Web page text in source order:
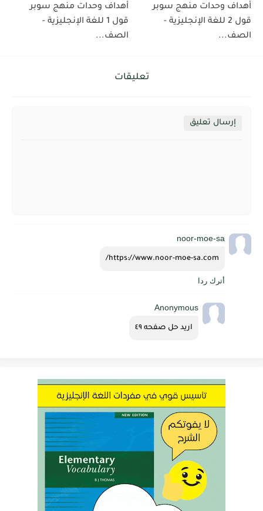
أهداف وحدات منهج سوبر
قول 2 للغة الإنجليزية -
الصف...
أهداف وحدات منهج سوبر
قول 1 للغة الإنجليزية -
الصف...
تعليقات
إرسال تعليق
noor-moe-sa
https://www.noor-moe-sa.com/
أترك ردا
Anonymous
اريد حل صفحه ٤٩